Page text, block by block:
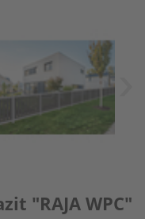
"RAJA WPC"